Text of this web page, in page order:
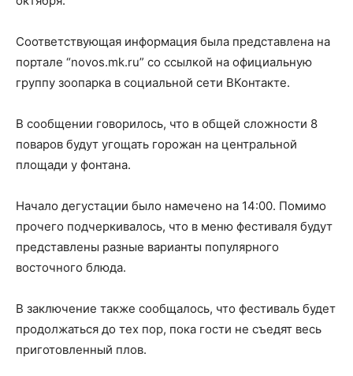
Соответствующая информация была представлена на
портале “novos.mk.ru” со ссылкой на официальную
группу зоопарка в социальной сети ВКонтакте.
В сообщении говорилось, что в общей сложности 8
поваров будут угощать горожан на центральной
площади у фонтана.
Начало дегустации было намечено на 14:00. Помимо
прочего подчеркивалось, что в меню фестиваля будут
представлены разные варианты популярного
восточного блюда.
В заключение также сообщалось, что фестиваль будет
продолжаться до тех пор, пока гости не съедят весь
приготовленный плов.